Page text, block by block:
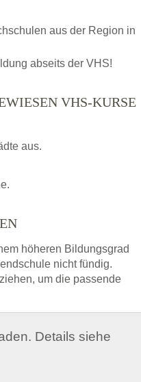
aus der Region in
abseits der VHS!
VHS-KURSE
aus.
höheren Bildungsgrad
nicht fündig.
um die passende
Details siehe